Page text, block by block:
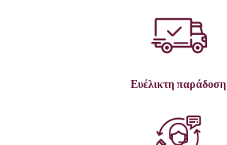
Ευέλικτη παράδοση